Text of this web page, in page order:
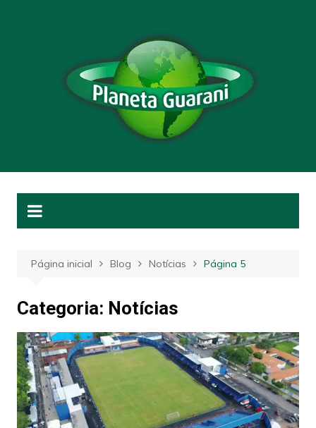
Página inicial Blog Notícias Página 5
Categoria: Notícias